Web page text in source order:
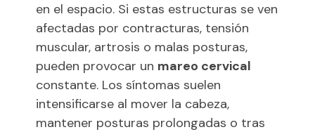
en el espacio. Si estas estructuras se ven
afectadas por contracturas, tensión
muscular, artrosis o malas posturas,
pueden provocar un mareo cervical
constante. Los síntomas suelen
intensificarse al mover la cabeza,
mantener posturas prolongadas o tras